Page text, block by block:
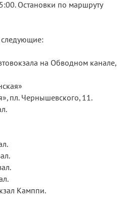
Остановки по маршруту
следующие:
на Обводном канале,
пл. Чернышевского, 11.
Камппи.